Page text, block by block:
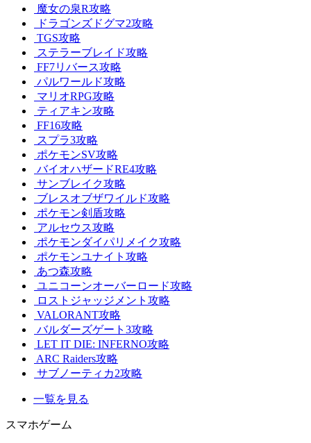
魔女の泉R攻略
ドラゴンズドグマ2攻略
TGS攻略
ステラーブレイド攻略
FF7リバース攻略
パルワールド攻略
マリオRPG攻略
ティアキン攻略
FF16攻略
スプラ3攻略
ポケモンSV攻略
バイオハザードRE4攻略
サンブレイク攻略
ブレスオブザワイルド攻略
ポケモン剣盾攻略
アルセウス攻略
ポケモンダイパリメイク攻略
ポケモンユナイト攻略
あつ森攻略
ユニコーンオーバーロード攻略
ロストジャッジメント攻略
VALORANT攻略
バルダーズゲート3攻略
LET IT DIE: INFERNO攻略
ARC Raiders攻略
サブノーティカ2攻略
一覧を見る
スマホゲーム